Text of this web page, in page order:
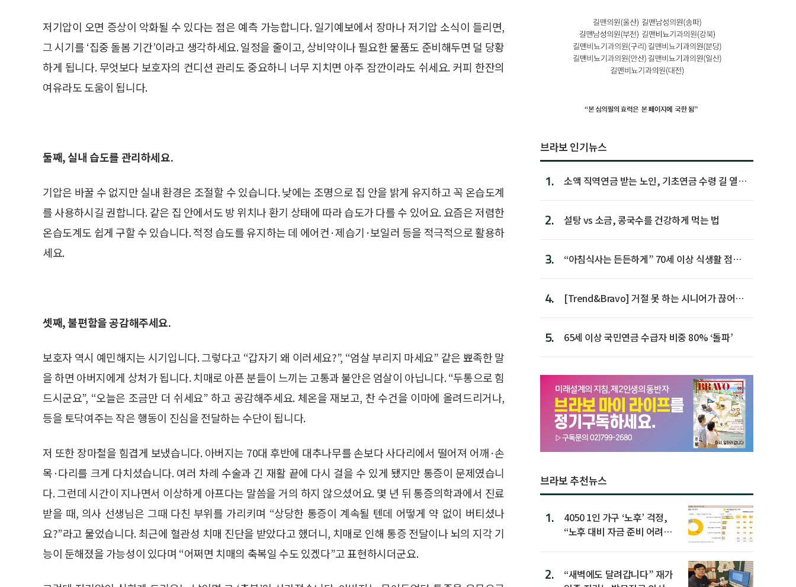
저기압이 오면 증상이 악화될 수 있다는 점은 예측 가능합니다. 일기예보에서 장마나 저기압 소식이 들리면,
그 시기를 ‘집중 돌봄 기간’이라고 생각하세요. 일정을 줄이고, 상비약이나 필요한 물품도 준비해두면 덜 당황
하게 됩니다. 무엇보다 보호자의 컨디션 관리도 중요하니 너무 지치면 아주 잠깐이라도 쉬세요. 커피 한잔의
여유라도 도움이 됩니다.
둘째, 실내 습도를 관리하세요.
기압은 바꿀 수 없지만 실내 환경은 조절할 수 있습니다. 낮에는 조명으로 집 안을 밝게 유지하고 꼭 온습도계
를 사용하시길 권합니다. 같은 집 안에서도 방 위치나 환기 상태에 따라 습도가 다를 수 있어요. 요즘은 저렴한
온습도계도 쉽게 구할 수 있습니다. 적정 습도를 유지하는 데 에어컨·제습기·보일러 등을 적극적으로 활용하
세요.
셋째, 불편함을 공감해주세요.
보호자 역시 예민해지는 시기입니다. 그렇다고 “갑자기 왜 이러세요?”, “엄살 부리지 마세요” 같은 뾰족한 말
을 하면 아버지에게 상처가 됩니다. 치매로 아픈 분들이 느끼는 고통과 불안은 엄살이 아닙니다. “두통으로 힘
드시군요”, “오늘은 조금만 더 쉬세요” 하고 공감해주세요. 체온을 재보고, 찬 수건을 이마에 올려드리거나,
등을 토닥여주는 작은 행동이 진심을 전달하는 수단이 됩니다.
저 또한 장마철을 힘겹게 보냈습니다. 아버지는 70대 후반에 대추나무를 손보다 사다리에서 떨어져 어깨·손
목·다리를 크게 다치셨습니다. 여러 차례 수술과 긴 재활 끝에 다시 걸을 수 있게 됐지만 통증이 문제였습니
다. 그런데 시간이 지나면서 이상하게 아프다는 말씀을 거의 하지 않으셨어요. 몇 년 뒤 통증의학과에서 진료
받을 때, 의사 선생님은 그때 다친 부위를 가리키며 “상당한 통증이 계속될 텐데 어떻게 약 없이 버티셨나
요?”라고 물었습니다. 최근에 혈관성 치매 진단을 받았다고 했더니, 치매로 인해 통증 전달이나 뇌의 지각 기
능이 둔해졌을 가능성이 있다며 “어쩌면 치매의 축복일 수도 있겠다”고 표현하시더군요.
브라보 인기뉴스
1.
소액 직역연금 받는 노인, 기초연금 수령 길 열린
2. 설탕 vs 소금, 콩국수를 건강하게 먹는 법
3.
“아침식사는 든든하게” 70세 이상 식생활 점수
4.
[Trend&Bravo] 거절 못 하는 시니어가 끊어야
5. 65세 이상 국민연금 수급자 비중 80% ‘돌파’
브라보 추천뉴스
1.
4050 1인 가구 ‘노후’ 걱정,
“노후 대비 자금 준비 어려
2.
“새벽에도 달려갑니다” 재가